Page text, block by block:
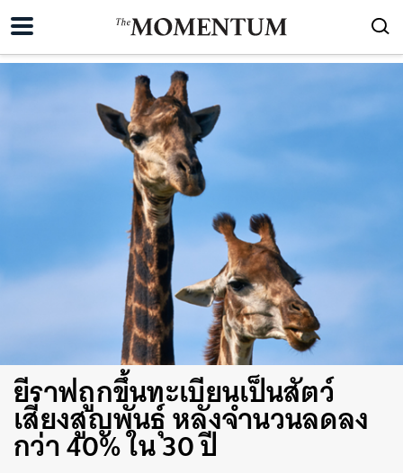
ยีราฟถูกขึ้นทะเบียนเป็นสัตว์
เสี่ยงสูญพันธ์ุ หลังจำนวนลดลง
กว่า 40% ใน 30 ปี